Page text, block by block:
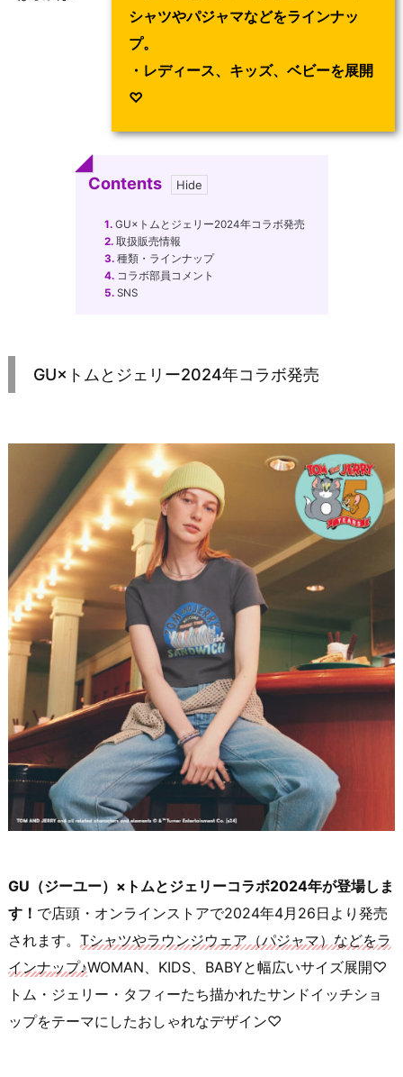
シャツやパジャマなどをラインナッ
プ。
・レディース、キッズ、ベビーを展開
♡
Contents
1.GU×トムとジェリー2024年コラボ発売
2.取扱販売情報
3.種類・ラインナップ
4.コラボ部員コメント
5.SNS
GU×トムとジェリー2024年コラボ発売
GU（ジーユー）×トムとジェリーコラボ2024年が登場しま
す！ で店頭・オンラインストアで2024年4月26日より発売
されます。 Tシャツやラウンジウェア（パジャマ）などをラ
インナップ♪WOMAN、KIDS、BABYと幅広いサイズ展開♡
トム・ジェリー・タフィーたち描かれたサンドイッチショ
ップをテーマにしたおしゃれなデザイン♡